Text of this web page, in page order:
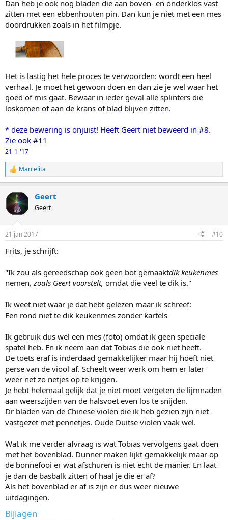
Dan heb je ook nog bladen die aan boven- en onderklos vast
zitten met een ebbenhouten pin. Dan kun je niet met een mes
doordrukken zoals in het filmpje.
Het is lastig het hele proces te verwoorden: wordt een heel
verhaal. Je moet het gewoon doen en dan zie je wel waar het
goed of mis gaat. Bewaar in ieder geval alle splinters die
loskomen of aan de krans of blad blijven zitten.
* deze bewering is onjuist! Heeft Geert niet beweerd in #8.
Zie ook #11
21-1-'17
W
a
r
d
e
n
e
:
Marcelita
Geert
Geert
21 jan 2017 #10
Frits, je schrijft:
"Ik zou als gereedschap ook geen bot gemaaktdik keukenmes
nemen, zoals Geert voorstelt, omdat die veel te dik is."
Ik weet niet waar je dat hebt gelezen maar ik schreef:
Een rond niet te dik keukenmes zonder kartels
Ik gebruik dus wel een mes (foto) omdat ik geen speciale
spatel heb. En ik neem aan dat Tobias die ook niet heeft.
De toets eraf is inderdaad gemakkelijker maar hij hoeft niet
perse van de viool af. Scheelt weer werk om hem er later
weer net zo netjes op te krijgen.
Je hebt helemaal gelijk dat je niet moet vergeten de lijmnaden
aan weerszijden van de halsvoet even los te snijden.
Dr bladen van de Chinese violen die ik heb gezien zijn niet
vastgezet met pennetjes. Oude Duitse violen vaak wel.
Wat ik me verder afvraag is wat Tobias vervolgens gaat doen
met het bovenblad. Dunner maken lijkt gemakkelijk maar op
de bonnefooi er wat afschuren is niet echt de manier. En laat
je dan de basbalk zitten of haal je die er af?
Als het bovenblad er af is zijn er dus weer nieuwe
uitdagingen.
Bijlagen